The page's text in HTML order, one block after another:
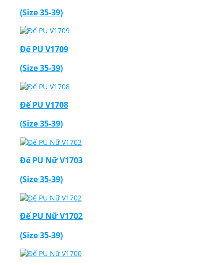
(Size 35-39)
Đế PU V1709
(Size 35-39)
Đế PU V1708
(Size 35-39)
Đế PU Nữ V1703
(Size 35-39)
Đế PU Nữ V1702
(Size 35-39)